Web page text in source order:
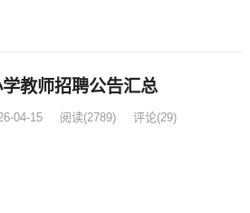
教师招聘公告汇总
04-15 阅读(2789) 评论(29)